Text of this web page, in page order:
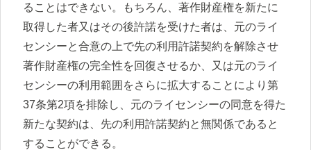
ることはできない。もちろん、著作財産権を新たに
取得した者又はその後許諾を受けた者は、元のライ
センシーと合意の上で先の利用許諾契約を解除させ
著作財産権の完全性を回復させるか、又は元のライ
センシーの利用範囲をさらに拡大することにより第
37条第2項を排除し、元のライセンシーの同意を得た
新たな契約は、先の利用許諾契約と無関係であると
することができる。